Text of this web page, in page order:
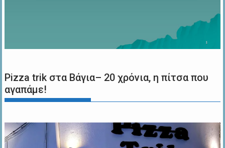
Pizza trik στα Βάγια– 20 χρόνια, η πίτσα που
αγαπάμε!